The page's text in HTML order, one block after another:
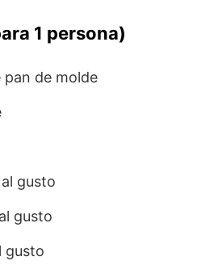
1 persona)
pan de molde
gusto
gusto
gusto